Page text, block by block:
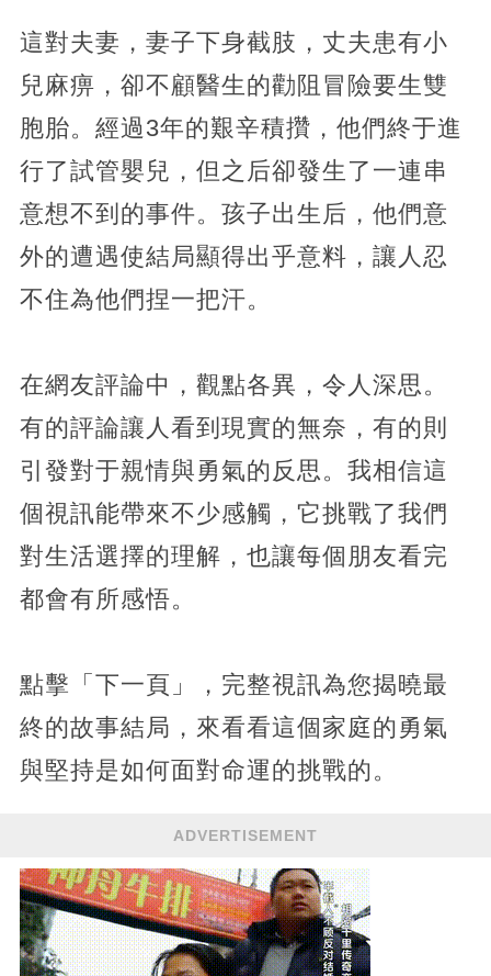
這對夫妻，妻子下身截肢，丈夫患有小
兒麻痹，卻不顧醫生的勸阻冒險要生雙
胞胎。經過3年的艱辛積攢，他們終于進
行了試管嬰兒，但之后卻發生了一連串
意想不到的事件。孩子出生后，他們意
外的遭遇使結局顯得出乎意料，讓人忍
不住為他們捏一把汗。
在網友評論中，觀點各異，令人深思。
有的評論讓人看到現實的無奈，有的則
引發對于親情與勇氣的反思。我相信這
個視訊能帶來不少感觸，它挑戰了我們
對生活選擇的理解，也讓每個朋友看完
都會有所感悟。
點擊「下一頁」，完整視訊為您揭曉最
終的故事結局，來看看這個家庭的勇氣
與堅持是如何面對命運的挑戰的。
ADVERTISEMENT